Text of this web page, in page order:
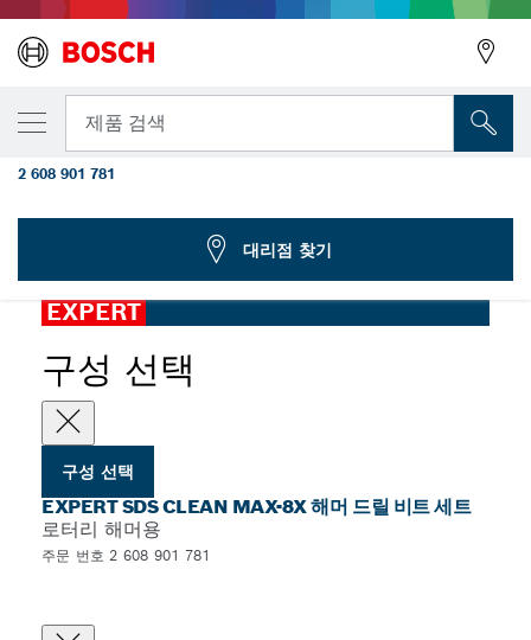
제품 검색
EXPERT
구성 선택
구성 선택
EXPERT SDS CLEAN MAX-8X 해머 드릴 비트 세트
로터리 해머용
주문 번호 2 608 901 781
선택한 변형
EXPERT SDS Clean max-8X 해머 드릴 비트
세트 20 x 400 x 650
2 608 901 781
대리점 찾기